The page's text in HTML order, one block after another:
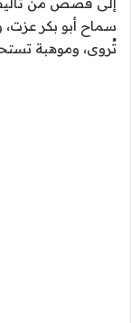
سماح أبو بكر
تُروى، وموهبة